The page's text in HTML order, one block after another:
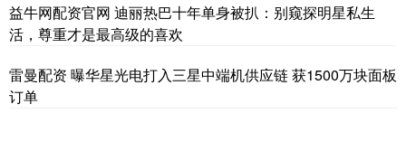
益牛网配资官网 迪丽热巴十年单身被扒：别窥探明星私生
活，尊重才是最高级的喜欢
雷曼配资 曝华星光电打入三星中端机供应链 获1500万块面板
订单